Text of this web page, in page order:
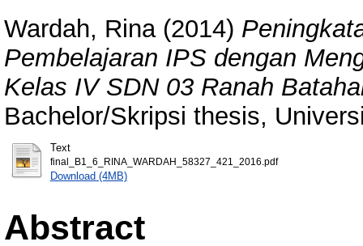
Wardah, Rina(2014)
Pembelajaran IPS dengan
Kelas IV SDN 03 Ranah
Bachelor/Skripsi thesis,
Text
final_B1_6_RINA_WARDAH_58327_421_2016.pdf
Download (4MB)
Abstract